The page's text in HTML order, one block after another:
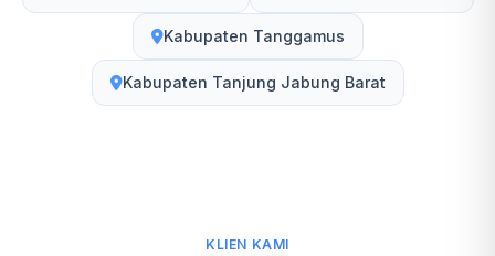
Kabupaten Tanggamus
Kabupaten Tanjung Jabung Barat
KLIEN KAMI